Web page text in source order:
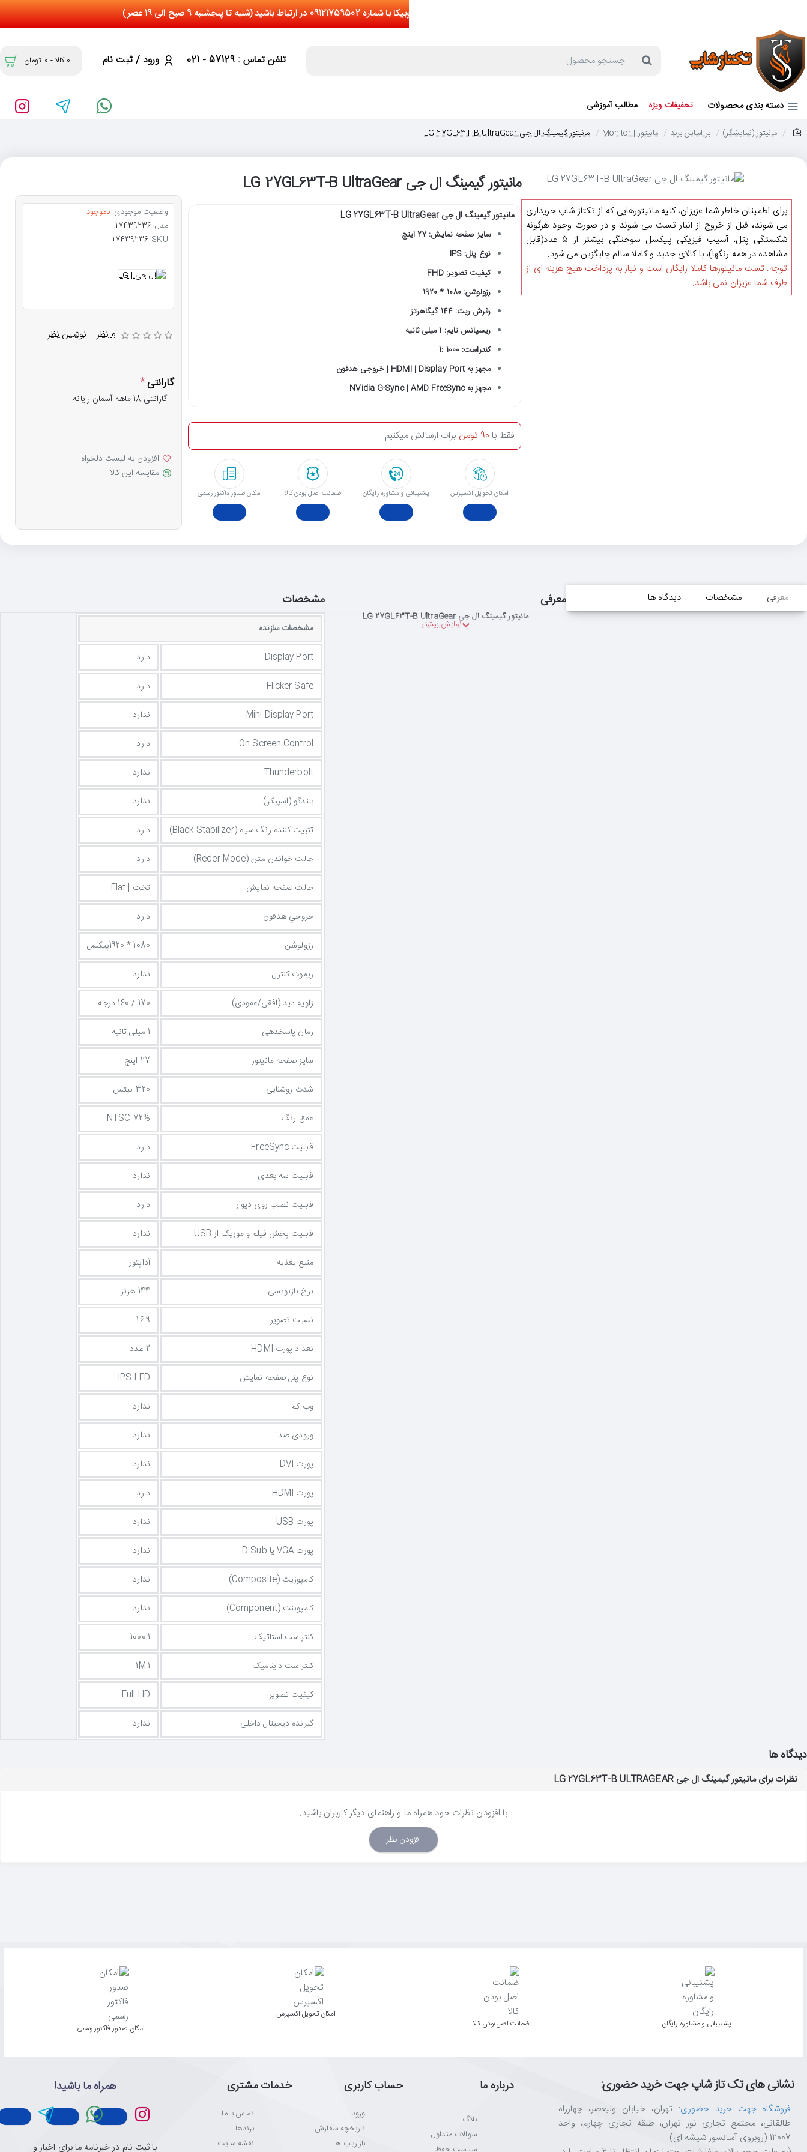
جستجو
تلفن تماس : 57129 - 021 ورود / ثبت نام 0 کالا - 0 تومان
دسته بندی محصولات تخفیفات ویژه مطالب آموزشی
مانیتور (نمایشگر) بر اساس برند مانیتور | Monitor مانیتور گیمینگ ال جی LG 27GL63T-B UltraGear
برای اطمینان خاطر شما عزیزان، کلیه مانیتورهایی که از تکتاز شاپ خریداری
می شوند، قبل از خروج از انبار تست می شوند و در صورت وجود هرگونه
شکستگی پنل، آسیب فیزیکی پیکسل سوختگی بیشتر از 5 عدد(قابل
مشاهده در همه رنگها)، با کالای جدید و کاملا سالم جایگزین می شود.
توجه: تست مانیتورها کاملا رایگان است و نیاز به پرداخت هیچ هزینه ای از
طرف شما عزیزان نمی باشد.
مانیتور گیمینگ ال جی LG 27GL63T-B UltraGear
مانیتور گیمینگ ال جی LG 27GL63T-B UltraGear
سایز صفحه نمایش: 27 اینچ
نوع پنل: IPS
کیفیت تصویر: FHD
رزولوشن: 1080 * 1920
رفرش ریت: 144 گیگاهرتز
ریسپانس تایم: 1 میلی ثانیه
کنتراست: 1000 :1
مجهز به HDMI | Display Port | خروجی هدفون
مجهز به NVidia G-Sync | AMD FreeSync
امکان تحویل اکسپرس پشتیبانی و مشاوره رایگان ﺿﻤﺎﻧﺖ اﺻﻞ ﺑﻮدن ﮐﺎﻟﺎ امکان صدور فاکتور رسمی
فقط با 90 تومن برات ارسالش میکنیم
وضعیت موجودی: ناموجود
مدل: 17439236
SKU:
17439236
0 نظر - نوشتن نظر
گارانتی
گارانتی 18 ماهه آسمان رایانه
افزودن به لیست دلخواه
مقایسه این کالا
معرفی مشخصات دیدگاه ها معرفی
مانیتور گیمینگ ال جی LG 27GL63T-B UltraGear
مشخصات
مشخصات سازنده
Display Port
دارد
Flicker Safe
دارد
Mini Display Port
ندارد
On Screen Control
دارد
Thunderbolt
ندارد
بلندگو (اسپیکر)
ندارد
تثبیت کننده رنگ سیاه (Black Stabilizer)
دارد
حالت خواندن متن (Reder Mode)
دارد
حالت صفحه نمایش
تخت | Flat
خروجي هدفون
دارد
رزولوشن
1080 * 1920پیکسل
ریموت کنترل
ندارد
زاویه دید (افقی/عمودی)
170 / 160 درجه
زمان پاسخدهی
1 میلی ثانیه
سایز صفحه مانیتور
27 اینچ
شدت روشنایی
320 نیتس
عمق رنگ
NTSC 72%
قابلیت FreeSync
دارد
قابلیت سه بعدی
ندارد
قابلیت نصب روی دیوار
دارد
قابلیت پخش فیلم و موزیک از USB
ندارد
منبع تغذیه
آداپتور
نرخ بازنویسی
144 هرتز
نسبت تصویر
16:9
نعداد پورت HDMI
2 عدد
نوع پنل صفحه نمایش
IPS LED
وب کم
ندارد
ورودی صدا
ندارد
پورت DVI
ندارد
پورت HDMI
دارد
پورت USB
ندارد
پورت VGA یا D-Sub
ندارد
کامپوزیت (Composite)
ندارد
کامپوننت (Component)
ندارد
کنتراست استاتیک
1000:1
کنتراست داینامیک
1M:1
کیفیت تصویر
Full HD
گیرنده دیجیتال داخلی
ندارد
دیدگاه ها
نظرات برای مانیتور گیمینگ ال جی LG 27GL63T-B ULTRAGEAR
با افزودن نظرات خود همراه ما و راهنمای دیگر کاربران باشید.
افزودن نظر
پشتیبانی و مشاوره رایگان ﺿﻤﺎﻧﺖ اﺻﻞ ﺑﻮدن ﮐﺎﻟﺎ
اﻣﮑﺎن ﺗﺤﻮﯾﻞ اﮐﺴﭙﺮس
امکان صدور فاکتور رسمی
نشانی های تک تاز شاپ جهت خرید حضوری:
فروشگاه جهت خرید حضوری: تهران، خیابان ولیعصر، چهارراه
طالقانی، مجتمع تجاری نور تهران، طبقه تجاری چهارم، واحد
12007 (روبروی آسانسور شیشه ای)
درباره ما
بلاگ
سوالات متداول
حساب کاربری
ورود
تاریخچه سفارش
بازاریاب ها
خدمات مشتری
تماس با ما
برندها
نقشه سایت
همراه ما باشید!
با ثبت نام در خبرنامه ما برای اخبار و